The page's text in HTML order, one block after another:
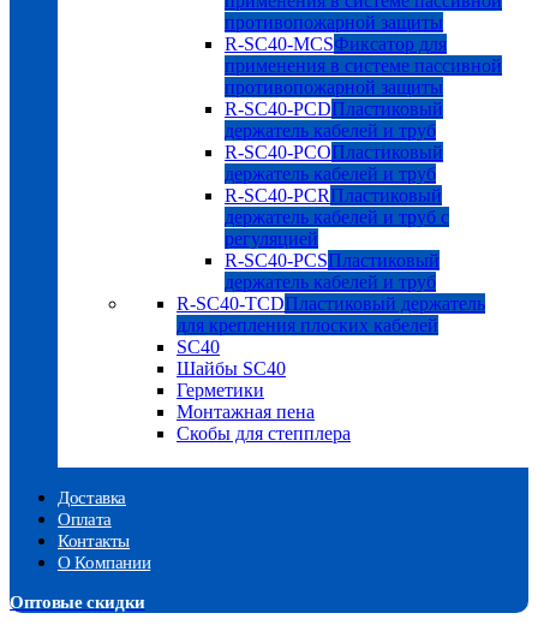
противопожарной защиты
R-SC40-MCSФиксатор для
применения в системе пассивной
противопожарной защиты
R-SC40-PCDПластиковый
держатель кабелей и труб
R-SC40-PCOПластиковый
держатель кабелей и труб
R-SC40-PCRПластиковый
держатель кабелей и труб с
регуляцией
R-SC40-PCSПластиковый
держатель кабелей и труб
R-SC40-TCDПластиковый держатель
для крепления плоских кабелей
SC40
Шайбы SC40
Герметики
Монтажная пена
Скобы для степплера
Доставка
Оплата
Контакты
О Компании
Оптовые скидки